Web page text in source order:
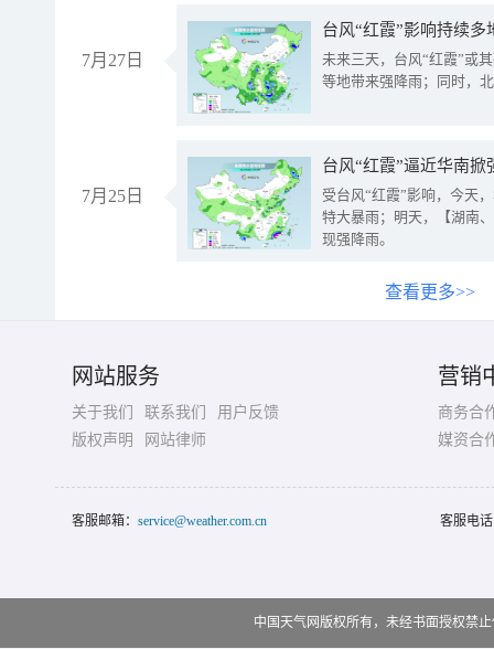
7月27日
台风“红霞”影响持续
未来三天，台风“红霞”或
等地带来强降雨；同时，
7月25日
台风“红霞”逼近华南
受台风“红霞”影响，今天
特大暴雨；明天，【湖南
现强降雨。
查看更多>>
网站服务
关于我们 联系我们
用户反馈
版权声明
网站律师
营销
商务合
媒资合
客服邮箱： service@weather.com.cn 客服电
中国天气网版权所有，未经书面授权